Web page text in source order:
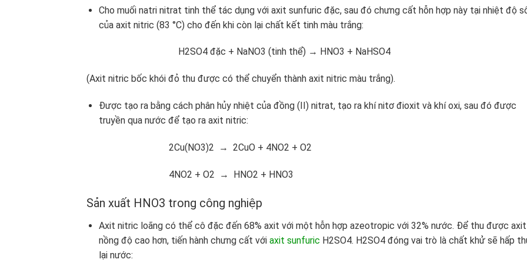
Cho muối natri nitrat tinh thể tác dụng với axit sunfuric đặc, sau đó chưng cất hỗn hợp này tại nhiệt độ
của axit nitric (83 °C) cho đến khi còn lại chất kết tinh màu trắng:
H2SO4 đặc + NaNO3 (tinh thể) → HNO3 + NaHSO4
(Axit nitric bốc khói đỏ thu được có thể chuyển thành axit nitric màu trắng).
Được tạo ra bằng cách phân hủy nhiệt của đồng (II) nitrat, tạo ra khí nitơ đioxit và khí oxi, sau đó được
truyền qua nước để tạo ra axit nitric:
2Cu(NO3)2 → 2CuO + 4NO2 + O2
4NO2 + O2 → HNO2 + HNO3
Sản xuất HNO3 trong công nghiệp
Axit nitric loãng có thể cô đặc đến 68% axit với một hỗn hợp azeotropic với 32% nước. Để thu được
nồng độ cao hơn, tiến hành chưng cất với axit sunfuric H2SO4. H2SO4 đóng vai trò là chất khử sẽ hấp
lại nước: